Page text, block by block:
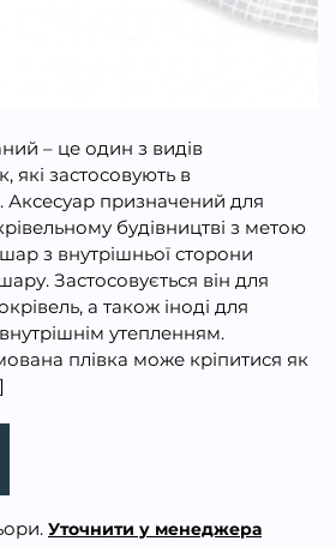
– це один з видів
які застосовують в
Аксесуар призначений для
будівництві з метою
з внутрішньої сторони
Застосовується він для
а також іноді для
внутрішнім утепленням.
плівка може кріпитися як
Уточнити у менеджера